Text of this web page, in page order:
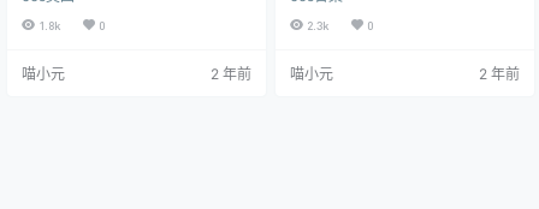
色还原师。她7月28号生日，是个9
是小打小闹。 大家一定对水淼aqua
1.8k 0
喵小元 2 年前
NO.003 爱宕犬机车[17P167M] NO.
2P-208MB] NO.007 碧蓝航线爱宕
2.3k 0
喵小元 2 年前